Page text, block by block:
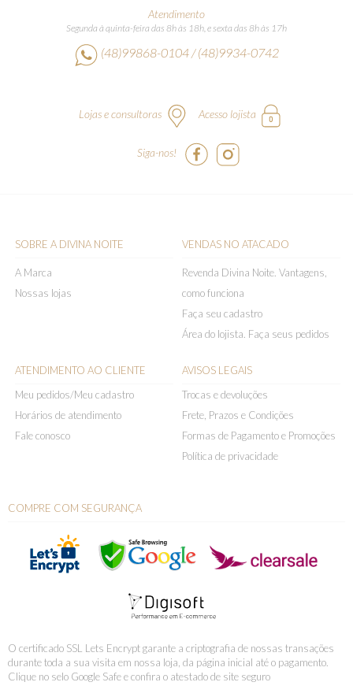
Atendimento
Segunda à quinta-feira das 8h às 18h, e sexta das 8h às 17h
(48)99868-0104 / (48)9934-0742
Lojas e consultoras Acesso lojista
Siga-nos!
SOBRE A DIVINA NOITE
A Marca
Nossas lojas
VENDAS NO ATACADO
Revenda Divina Noite. Vantagens,
como funciona
Faça seu cadastro
Área do lojista. Faça seus pedidos
ATENDIMENTO AO CLIENTE
Meu pedidos/Meu cadastro
Horários de atendimento
Fale conosco
AVISOS LEGAIS
Trocas e devoluções
Frete, Prazos e Condições
Formas de Pagamento e Promoções
Política de privacidade
COMPRE COM SEGURANÇA
O certificado SSL Lets Encrypt garante a criptografia de nossas transações
durante toda a sua visita em nossa loja, da página inicial até o pagamento.
Clique no selo Google Safe e confira o atestado de site seguro